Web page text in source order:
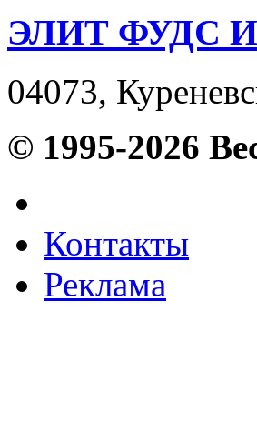
ЭЛИТ ФУДС
04073,
© 1995-2026
Контакты
Реклама